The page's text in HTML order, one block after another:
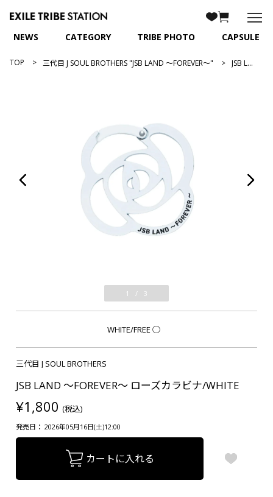
NEWS CATEGORY TRIBE PHOTO CAPSULE
TOP 三代目 J SOUL BROTHERS "JSB LAND ～FOREVER～" JSB LAND ～FOREVER～ ローズカラビナ/WHITE
1 / 3
WHITE/FREE ○
三代目 J SOUL BROTHERS
JSB LAND ～FOREVER～ ローズカラビナ/WHITE
¥1,800 (税込)
発売日： 2026年05月16日(土)12:00
カートに入れる